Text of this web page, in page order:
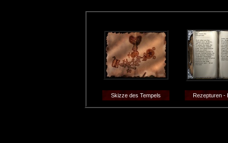
Skizze des Tempels Rezepturen -